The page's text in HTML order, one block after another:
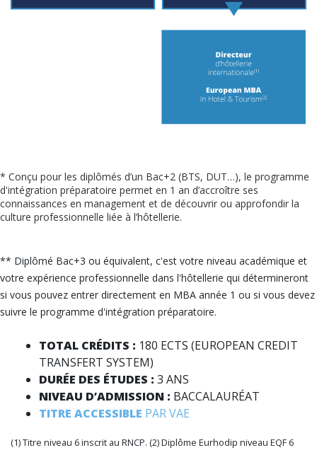
* Conçu pour les diplômés d’un Bac+2 (BTS, DUT…), le programme
d'intégration préparatoire permet en 1 an d’accroître ses
connaissances en management et de découvrir ou approfondir la
culture professionnelle liée à l’hôtellerie.
** Diplômé Bac+3 ou équivalent, c'est votre niveau académique et
votre expérience professionnelle dans l'hôtellerie qui détermineront
si vous pouvez entrer directement en MBA année 1 ou si vous devez
suivre le programme d'intégration préparatoire.
TOTAL CRÉDITS : 180 ECTS (EUROPEAN CREDIT
TRANSFERT SYSTEM)
DURÉE DES ÉTUDES : 3 ANS
NIVEAU D’ADMISSION : BACCALAURÉAT
TITRE ACCESSIBLE PAR VAE
(1) Titre niveau 6 inscrit au RNCP. (2) Diplôme Eurhodip niveau EQF 6